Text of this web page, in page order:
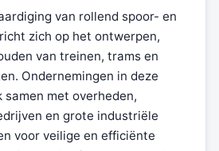
van rollend spoor- en
zich op het ontwerpen,
van treinen, trams en
Ondernemingen in deze
met overheden,
en grote industriële
voor veilige en efficiënte